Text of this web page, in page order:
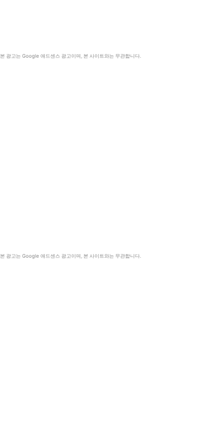
본 광고는 Google 애드센스 광고이며, 본 사이트와는 무관합니다.
본 광고는 Google 애드센스 광고이며, 본 사이트와는 무관합니다.